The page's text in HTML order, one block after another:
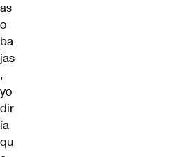
as
o
ba
jas
,
yo
dir
ía
qu